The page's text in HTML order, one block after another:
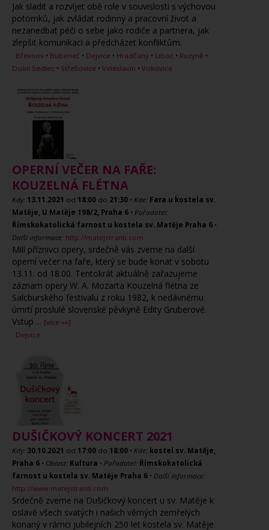
Jak sladit a rozvíjet obě role v souvislosti s výchovou
potomků, jak zvládat rodinný a pracovní život a
nezanedbat péči o sebe jako rodiče a partnera, jak
zlepšit komunikaci a předcházet konfliktům.
Břevnov • Bubeneč • Dejvice • Hradčany • Liboc • Ruzyně •
Dolní Sedlec • Střešovice • Veleslavín • Vokovice
OPERNÍ VEČER NA FAŘE:
KOUZELNÁ FLÉTNA
Kdy: 13.11.2021 od 18:00 do 21:30 • Kde: Fara u kostela sv.
Matěje, U Matěje 198/2, Praha 6 • Pořadatel:
Římskokatolická farnost u kostela sv. Matěje Praha 6 •
Další informace: http://matejstranti.com
Milí příznivci opery, srdečně vás zveme na další
operní večer na faře, který se bude konat v sobotu
13.11. od 18.00. Tentokrát aktuálně zařazujeme
záznam opery W. A. Mozarta Kouzelná flétna ze
Salcburského festivalu z roku 1982, k nedávnému
úmrtí proslulé slovenské pěvkyně Edity Gruberové.
Vstup ... [více »»]
Dejvice
DUŠIČKOVÝ KONCERT 2021
Kdy: 30.10.2021 od 17:00 do 18:00 • Kde: kostel sv. Matěje,
Praha 6 • Oblast: Kultura • Pořadatel: Římskokatolická
farnost u kostela sv. Matěje Praha 6 • Další informace:
http://www.matejstranti.com
Srdečně zveme na Dušičkový koncert u sv. Matěje k
oslavě všech svatých i našich věrných zemřelých
konaný v rámci jubilejních 250 let kostela sv. Matěje.